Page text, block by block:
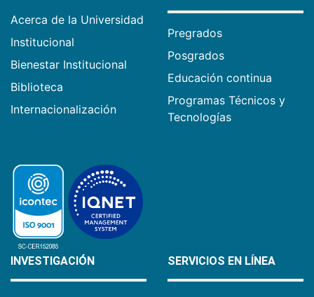
Acerca de la Universidad
Institucional
Bienestar Institucional
Biblioteca
Internacionalización
Pregrados
Posgrados
Educación continua
Programas Técnicos y
Tecnologías
INVESTIGACIÓN SERVICIOS EN LÍNEA